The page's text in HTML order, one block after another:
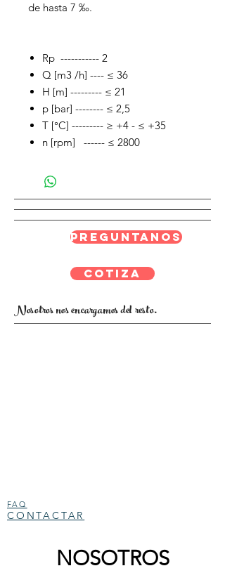
de hasta 7 ‰.
Rp ----------- 2
Q [m3 /h] ---- ≤ 36
H [m] --------- ≤ 21
p [bar] -------- ≤ 2,5
T [°C] --------- ≥ +4 - ≤ +35
n [rpm] ------ ≤ 2800
Preguntanos
Cotiza
Nosotros nos encargamos del resto.
FAQ
CONTACTAR
NOSOTROS